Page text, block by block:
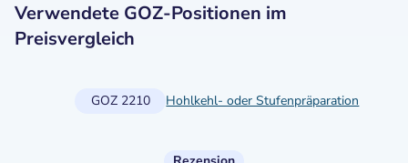
Verwendete GOZ-Positionen im
Preisvergleich
GOZ 2210 Hohlkehl- oder Stufenpräparation